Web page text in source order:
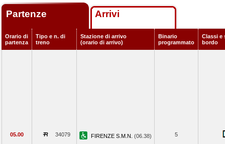
Partenze Arrivi
Orario di
partenza
Tipo e n. di
treno
Stazione di arrivo
(orario di arrivo)
Binario
programmato
Classi e
bordo
05.00 34079 FIRENZE S.M.N. (06.38) 5